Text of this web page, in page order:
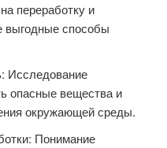
переработку и
выгодные способы
Исследование
опасные вещества и
окружающей среды.
Понимание